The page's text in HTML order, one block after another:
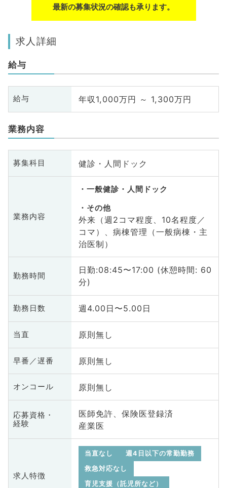
最新の募集状況の確認も承ります。
求人詳細
給与
給与 年収1,000万円 ～ 1,300万円
業務内容
募集科目 健診・人間ドック
業務内容
一般健診・人間ドック
その他
外来（週2コマ程度、10名程度／
コマ）、病棟管理（一般病棟・主
治医制）
勤務時間
日勤:08:45〜17:00 (休憩時間: 60
分)
勤務日数 週4.00日〜5.00日
当直 原則無し
早番／遅番 原則無し
オンコール 原則無し
応募資格・
経験
医師免許、保険医登録済
産業医
求人特徴
当直なし
週4日以下の常勤勤務
救急対応なし
育児支援（託児所など）